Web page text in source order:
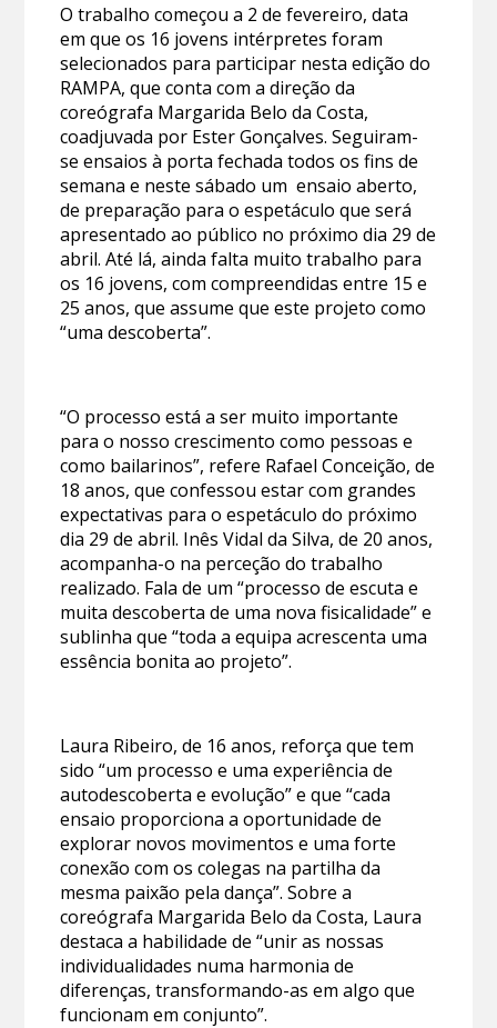
O trabalho começou a 2 de fevereiro, data
em que os 16 jovens intérpretes foram
selecionados para participar nesta edição do
RAMPA, que conta com a direção da
coreógrafa Margarida Belo da Costa,
coadjuvada por Ester Gonçalves. Seguiram-
se ensaios à porta fechada todos os fins de
semana e neste sábado um ensaio aberto,
de preparação para o espetáculo que será
apresentado ao público no próximo dia 29 de
abril. Até lá, ainda falta muito trabalho para
os 16 jovens, com compreendidas entre 15 e
25 anos, que assume que este projeto como
“uma descoberta”.
“O processo está a ser muito importante
para o nosso crescimento como pessoas e
como bailarinos”, refere Rafael Conceição, de
18 anos, que confessou estar com grandes
expectativas para o espetáculo do próximo
dia 29 de abril. Inês Vidal da Silva, de 20 anos,
acompanha-o na perceção do trabalho
realizado. Fala de um “processo de escuta e
muita descoberta de uma nova fisicalidade” e
sublinha que “toda a equipa acrescenta uma
essência bonita ao projeto”.
Laura Ribeiro, de 16 anos, reforça que tem
sido “um processo e uma experiência de
autodescoberta e evolução” e que “cada
ensaio proporciona a oportunidade de
explorar novos movimentos e uma forte
conexão com os colegas na partilha da
mesma paixão pela dança”. Sobre a
coreógrafa Margarida Belo da Costa, Laura
destaca a habilidade de “unir as nossas
individualidades numa harmonia de
diferenças, transformando-as em algo que
funcionam em conjunto”.